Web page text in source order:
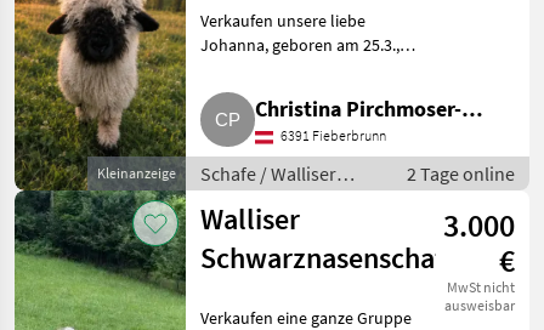
Kleinanzeige
Verkaufen unsere liebe
Johanna, geboren am 25.3.,
Horn ist etwas abgebrochen, ist
aber problemlos abgeheilt. Bio-
Betrieb, Standort Fieb
Christina Pirchmoser-
Putzer
6391 Fieberbrunn
Schafe / Walliser
Schwarznasenschafe
2 Tage online
Walliser
Schwarznasenschafe
3.000
€
MwSt nicht
ausweisbar
Verkaufen eine ganze Gruppe